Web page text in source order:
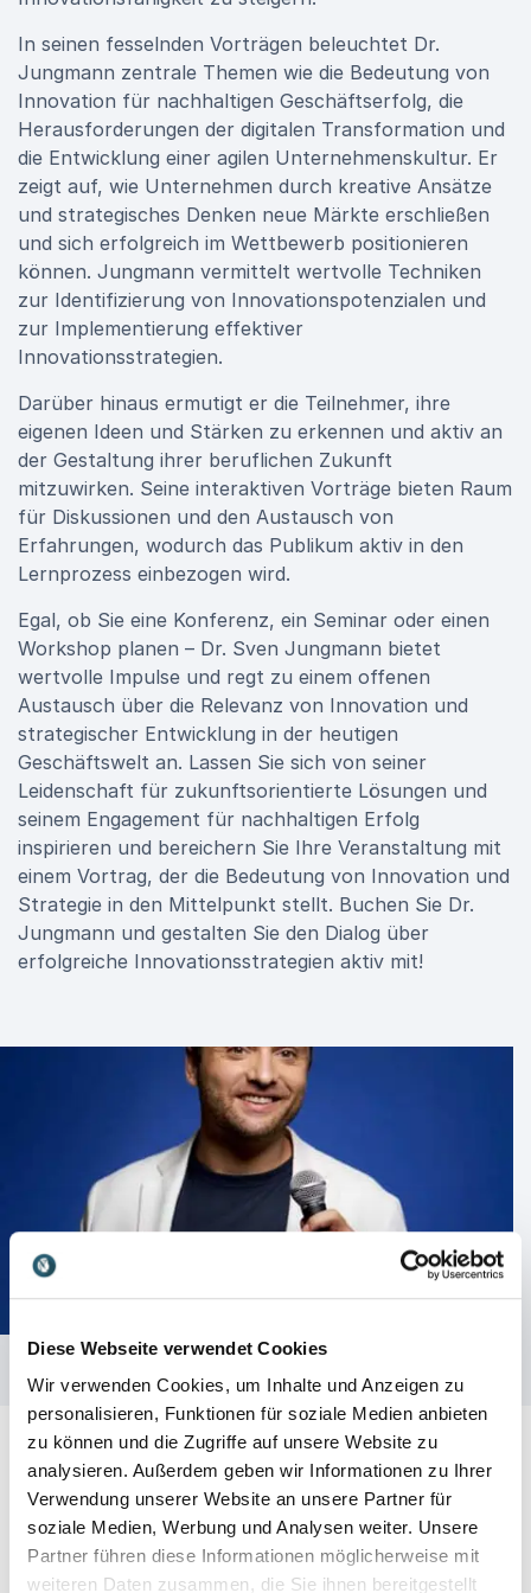
Diese Webseite verwendet Cookies
Wir verwenden Cookies, um Inhalte und Anzeigen zu
personalisieren, Funktionen für soziale Medien anbieten
zu können und die Zugriffe auf unsere Website zu
analysieren. Außerdem geben wir Informationen zu Ihrer
Verwendung unserer Website an unsere Partner für
soziale Medien, Werbung und Analysen weiter. Unsere
Partner führen diese Informationen möglicherweise mit
weiteren Daten zusammen, die Sie ihnen bereitgestellt
In seinen fesselnden Vorträgen beleuchtet Dr.
Jungmann zentrale Themen wie die Bedeutung von
Innovation für nachhaltigen Geschäftserfolg, die
Herausforderungen der digitalen Transformation und
die Entwicklung einer agilen Unternehmenskultur. Er
zeigt auf, wie Unternehmen durch kreative Ansätze
und strategisches Denken neue Märkte erschließen
und sich erfolgreich im Wettbewerb positionieren
können. Jungmann vermittelt wertvolle Techniken
zur Identifizierung von Innovationspotenzialen und
zur Implementierung effektiver
Innovationsstrategien.
Darüber hinaus ermutigt er die Teilnehmer, ihre
eigenen Ideen und Stärken zu erkennen und aktiv an
der Gestaltung ihrer beruflichen Zukunft
mitzuwirken. Seine interaktiven Vorträge bieten Raum
für Diskussionen und den Austausch von
Erfahrungen, wodurch das Publikum aktiv in den
Lernprozess einbezogen wird.
Egal, ob Sie eine Konferenz, ein Seminar oder einen
Workshop planen – Dr. Sven Jungmann bietet
wertvolle Impulse und regt zu einem offenen
Austausch über die Relevanz von Innovation und
strategischer Entwicklung in der heutigen
Geschäftswelt an. Lassen Sie sich von seiner
Leidenschaft für zukunftsorientierte Lösungen und
seinem Engagement für nachhaltigen Erfolg
inspirieren und bereichern Sie Ihre Veranstaltung mit
einem Vortrag, der die Bedeutung von Innovation und
Strategie in den Mittelpunkt stellt. Buchen Sie Dr.
Jungmann und gestalten Sie den Dialog über
erfolgreiche Innovationsstrategien aktiv mit!